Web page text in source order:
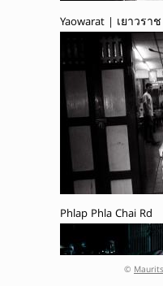
Yaowarat | เยาวราช
Phlap Phla Chai Rd
©